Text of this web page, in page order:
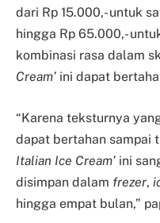
dari Rp 15.000,- untuk
hingga Rp 65.000,-
kombinasi rasa dalam
Cream’ ini dapat
“Karena teksturnya
dapat bertahan sampai
Italian Ice Cream’ ini
disimpan dalam frezer,
hingga empat bulan,”